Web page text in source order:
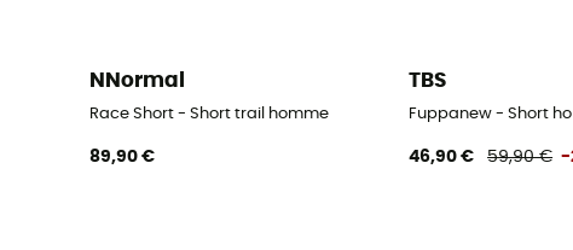
NNormal
Race Short - Short trail homme
89,90 €
TBS
Fuppanew - Short
46,90 € 59,90 € -